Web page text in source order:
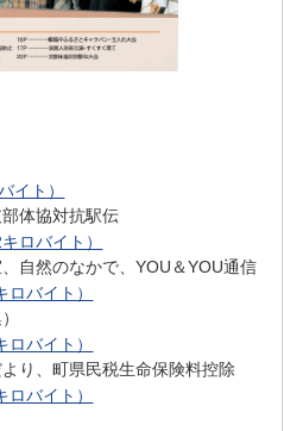
イト）
体協対抗駅伝
ロバイト）
自然のなかで、YOU＆YOU通信
バイト）
バイト）
り、町県民税生命保険料控除
バイト）